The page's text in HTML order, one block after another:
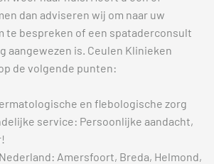
dan adviseren wij om naar uw
te bespreken of een spataderconsult
aangewezen is. Ceulen Klinieken
de volgende punten:
en flebologische zorg
service: Persoonlijke aandacht,
Amersfoort, Breda, Helmond,